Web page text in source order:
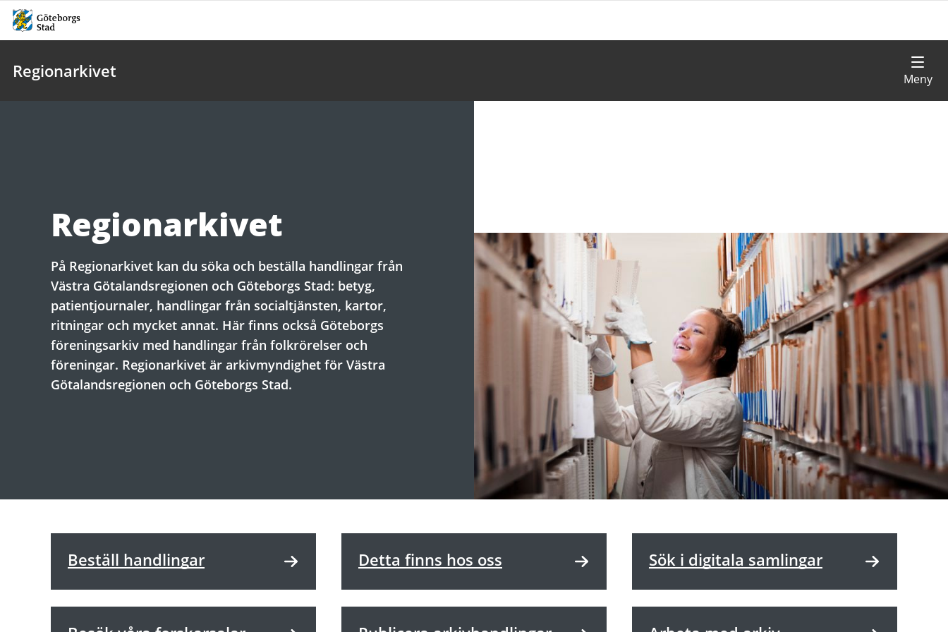
Regionarkivet
Regionarkivet
På Regionarkivet kan du söka och beställa handlingar från
Västra Götalandsregionen och Göteborgs Stad: betyg,
patientjournaler, handlingar från socialtjänsten, kartor,
ritningar och mycket annat. Här finns också Göteborgs
föreningsarkiv med handlingar från folkrörelser och
föreningar. Regionarkivet är arkivmyndighet för Västra
Götalandsregionen och Göteborgs Stad.
Beställ handlingar Detta finns hos oss Sök i digitala samlingar